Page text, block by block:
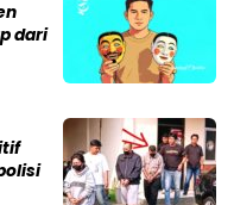
dari